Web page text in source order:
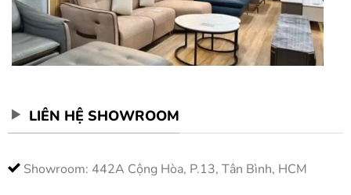
LIÊN HỆ SHOWROOM
Showroom: 442A Cộng Hòa, P.13, Tân Bình, HCM